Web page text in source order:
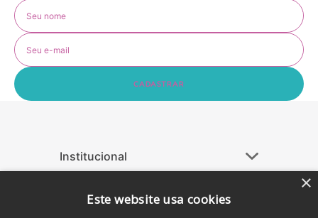
CADASTRAR
Institucional
+
Atendimento
×
Este website usa cookies